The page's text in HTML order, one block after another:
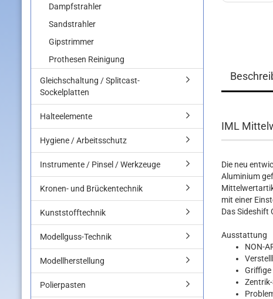
IML
Die neu
Aluminium
mit einer
Das Sideshift
Ausstattung
NON-
Griffige
Dampfstrahler
Sandstrahler
Gipstrimmer
Prothesen Reinigung
Gleichschaltung / Splitcast-
Sockelplatten
Halteelemente
Hygiene / Arbeitsschutz
Instrumente / Pinsel / Werkzeuge
Kronen- und Brückentechnik
Kunststofftechnik
Modellguss-Technik
Modellherstellung
Polierpasten